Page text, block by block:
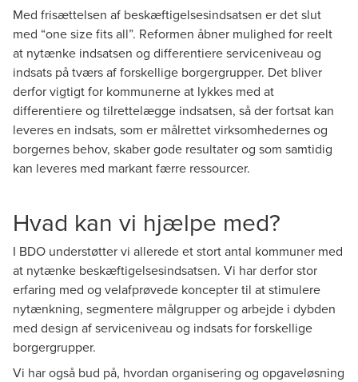
Med frisættelsen af beskæftigelsesindsatsen er det slut
med “one size fits all”. Reformen åbner mulighed for reelt
at nytænke indsatsen og differentiere serviceniveau og
indsats på tværs af forskellige borgergrupper. Det bliver
derfor vigtigt for kommunerne at lykkes med at
differentiere og tilrettelægge indsatsen, så der fortsat kan
leveres en indsats, som er målrettet virksomhedernes og
borgernes behov, skaber gode resultater og som samtidig
kan leveres med markant færre ressourcer.
Hvad kan vi hjælpe med?
I BDO understøtter vi allerede et stort antal kommuner med
at nytænke beskæftigelsesindsatsen. Vi har derfor stor
erfaring med og velafprøvede koncepter til at stimulere
nytænkning, segmentere målgrupper og arbejde i dybden
med design af serviceniveau og indsats for forskellige
borgergrupper.
Vi har også bud på, hvordan organisering og opgaveløsning